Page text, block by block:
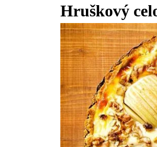
Hruškový